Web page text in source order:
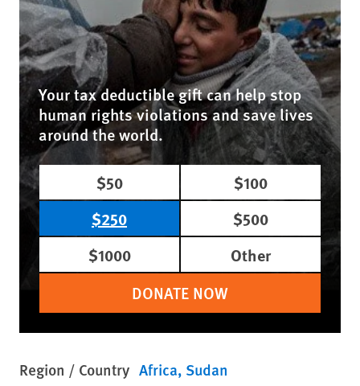
Your tax deductible gift can help stop
human rights violations and save lives
around the world.
$50
$100
$250
$500
$1000
Other
DONATE NOW
Region / Country Africa Sudan